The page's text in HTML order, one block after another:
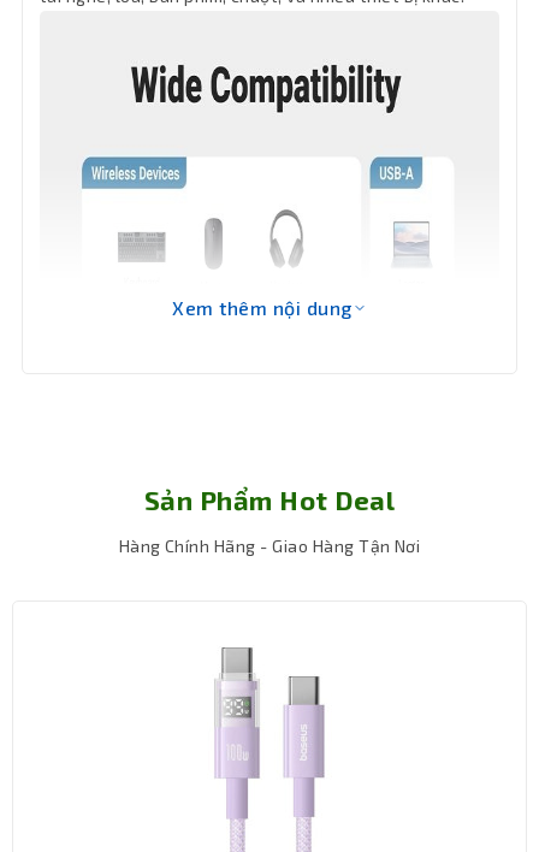
Tốc Độ Truyền Tải Nhanh Chóng
Với tốc độ truyền tải lên đến 2Mbps, Ugreen 90225 giúp
bảo chất lượng âm thanh và dữ liệu.
Xem thêm nội dung
Sản Phẩm Hot Deal
Hàng Chính Hãng - Giao Hàng Tận Nơi